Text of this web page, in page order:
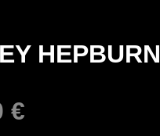
HEPBURN
€